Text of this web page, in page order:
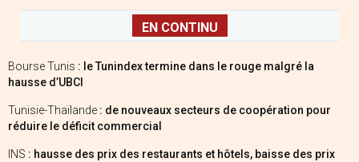
EN CONTINU
Bourse Tunis : le Tunindex termine dans le rouge malgré la
hausse d’UBCI
Tunisie-Thaïlande : de nouveaux secteurs de coopération pour
réduire le déficit commercial
INS : hausse des prix des restaurants et hôtels, baisse des prix